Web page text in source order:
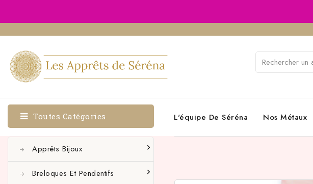
L'équipe De Séréna Nos Métaux
Toutes Catégories
Apprêts Bijoux
Breloques Et Pendentifs